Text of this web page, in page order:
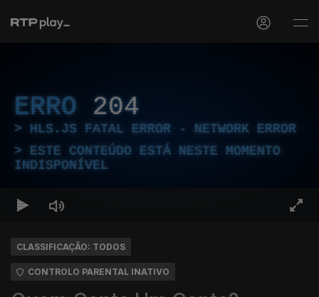
ERRO 204
HLS.JS FATAL ERROR - NETWORK ERROR
ESTE CONTEÚDO ESTÁ NESTE MOMENTO
INDISPONÍVEL
CLASSIFICAÇÃO: TODOS
CONTROLO PARENTAL INATIVO